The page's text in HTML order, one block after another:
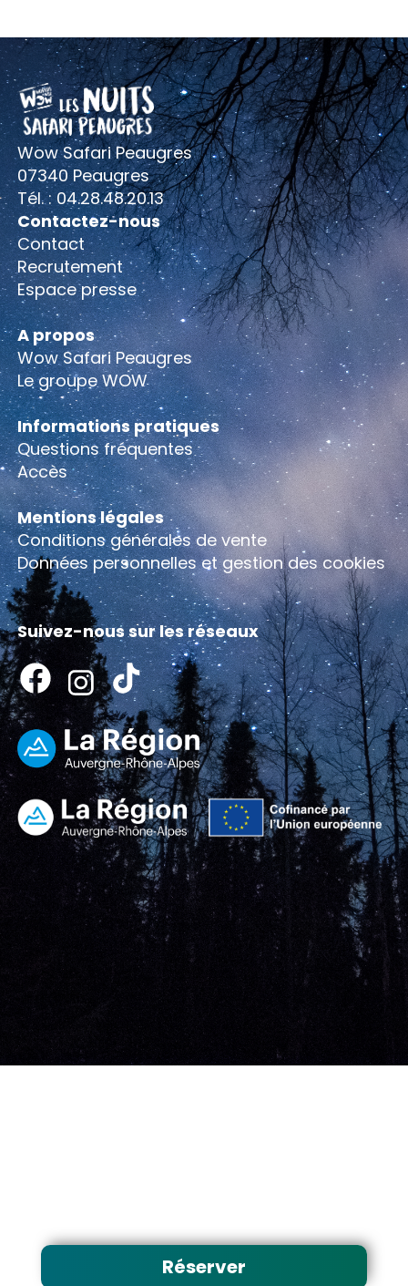
Wow Safari Peaugres
07340 Peaugres
Tél. : 04.28.48.20.13
Contactez-nous
Contact
Recrutement
Espace presse
A propos
Wow Safari Peaugres
Le groupe WOW
Informations pratiques
Questions fréquentes
Accès
Mentions légales
Conditions générales de vente
Données personnelles et gestion des cookies
Suivez-nous sur les réseaux
Réserver